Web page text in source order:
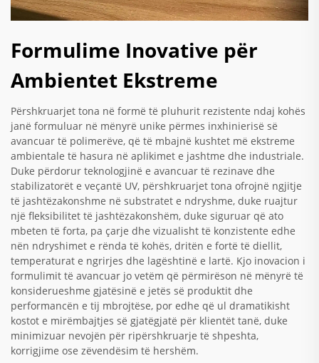
Formulime Inovative për
Ambientet Ekstreme
Përshkruarjet tona në formë të pluhurit rezistente ndaj kohës
janë formuluar në mënyrë unike përmes inxhinierisë së
avancuar të polimerëve, që të mbajnë kushtet më ekstreme
ambientale të hasura në aplikimet e jashtme dhe industriale.
Duke përdorur teknologjinë e avancuar të rezinave dhe
stabilizatorët e veçantë UV, përshkruarjet tona ofrojnë ngjitje
të jashtëzakonshme në substratet e ndryshme, duke ruajtur
një fleksibilitet të jashtëzakonshëm, duke siguruar që ato
mbeten të forta, pa çarje dhe vizualisht të konzistente edhe
nën ndryshimet e rënda të kohës, dritën e fortë të diellit,
temperaturat e ngrirjes dhe lagështinë e lartë. Kjo inovacion i
formulimit të avancuar jo vetëm që përmirëson në mënyrë të
konsiderueshme gjatësinë e jetës së produktit dhe
performancën e tij mbrojtëse, por edhe që ul dramatikisht
kostot e mirëmbajtjes së gjatëgjatë për klientët tanë, duke
minimizuar nevojën për ripërshkruarje të shpeshta,
korrigjime ose zëvendësim të hershëm.